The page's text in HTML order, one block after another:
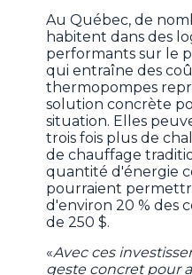
Au Québec, de
habitent dans des
performants sur le
qui entraîne des
thermopompes
solution concrète
situation. Elles
trois fois plus de
de chauffage
quantité d'énergie
pourraient
d'environ 20 % des
de 250 $.
«Avec ces
geste concret pour